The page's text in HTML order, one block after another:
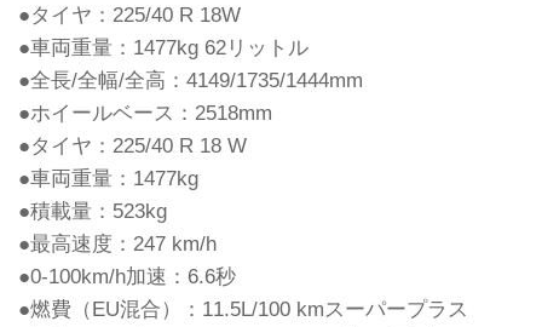
●タイヤ：225/40 R 18W
●車両重量：1477kg 62リットル
●全長/全幅/全高：4149/1735/1444mm
●ホイールベース：2518mm
●タイヤ：225/40 R 18 W
●車両重量：1477kg
●積載量：523kg
●最高速度：247 km/h
●0-100km/h加速：6.6秒
●燃費（EU混合）：11.5L/100 kmスーパープラス